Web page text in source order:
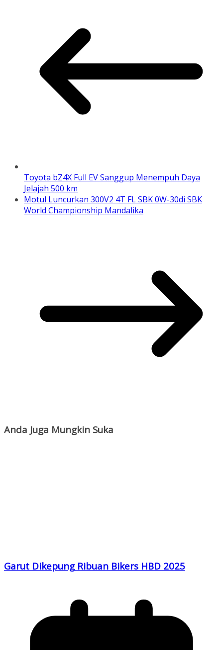
Toyota bZ4X Full EV Sanggup Menempuh Daya
Jelajah 500 km
Motul Luncurkan 300V2 4T FL SBK 0W-30di SBK
World Championship Mandalika
Anda Juga Mungkin Suka
Garut Dikepung Ribuan Bikers HBD 2025